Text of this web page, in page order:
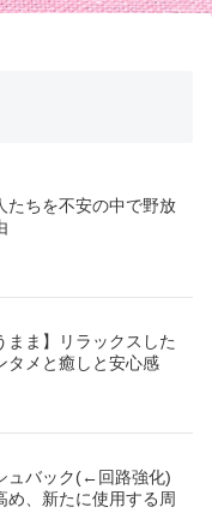
たちを不安の中で野放
まま】リラックスした
タメと癒しと安心感
ュバック(←回路強化)
め、新たに使用する周